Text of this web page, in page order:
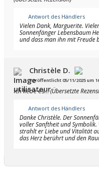
Antwort des Händlers
Vielen Dank, Marguerite.
Sonnenfänger Lebensbaum
und dass man ihn mit Freude
Christèle D.
Veröffentlicht 05/11/2025 um
Ich liebe es...(Übersetzte
Antwort des Händlers
Danke Christèle. Der
voller Sanftheit und
strahlt er Liebe und Vitalität
das Herz berührt und den